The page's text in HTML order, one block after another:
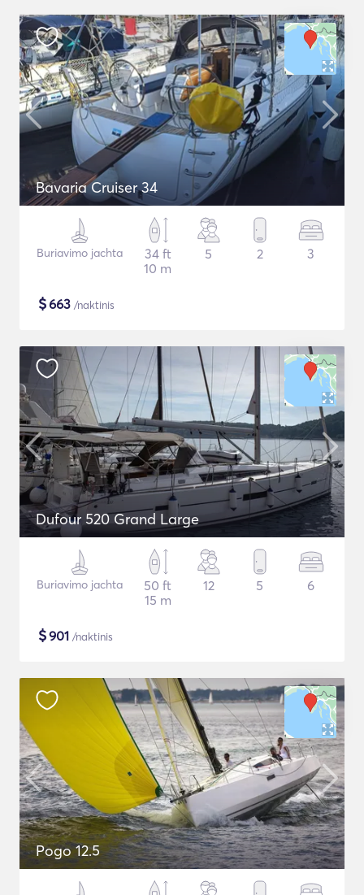
Bavaria Cruiser 34
Buriavimo jachta
34 ft
10 m
5 2 3
$663 /naktinis
Dufour 520 Grand Large
Buriavimo jachta
50 ft
15 m
12 5 6
$901 /naktinis
Pogo 12.5